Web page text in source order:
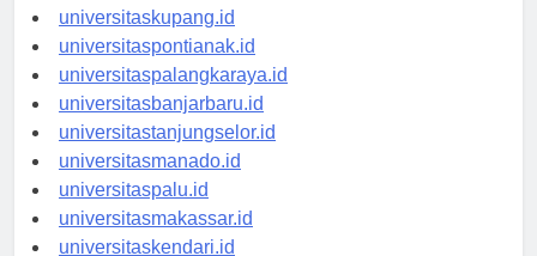
universitasdenpasar.id
universitaskupang.id
universitaspontianak.id
universitaspalangkaraya.id
universitasbanjarbaru.id
universitastanjungselor.id
universitasmanado.id
universitaspalu.id
universitasmakassar.id